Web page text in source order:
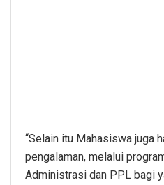
“Selain itu Mahasiswa juga
pengalaman, melalui
Administrasi dan PPL bagi